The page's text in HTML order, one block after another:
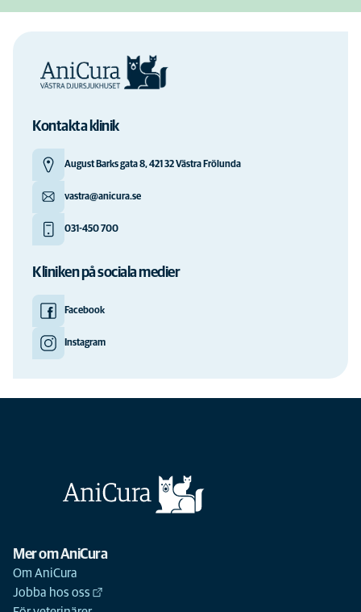
Kontakta klinik
August Barks gata 8, 421 32 Västra Frölunda
vastra@anicura.se
031-450 700
Kliniken på sociala medier
Facebook
Instagram
Mer om AniCura
Om AniCura
Jobba hos oss